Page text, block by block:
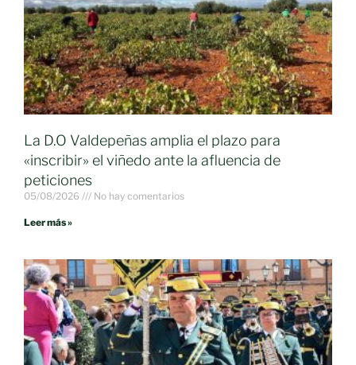
La D.O Valdepeñas amplia el plazo para
«inscribir» el viñedo ante la afluencia de
peticiones
05/08/2026 No hay comentarios
Leer más »